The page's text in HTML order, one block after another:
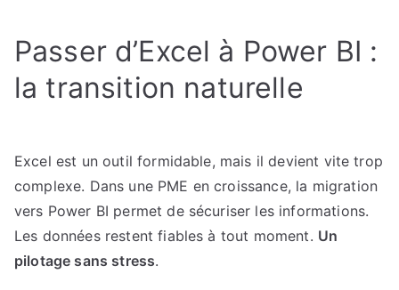
Passer d’Excel à Power BI :
la transition naturelle
Excel est un outil formidable, mais il devient vite trop
complexe. Dans une PME en croissance, la migration
vers Power BI permet de sécuriser les informations.
Les données restent fiables à tout moment. Un
pilotage sans stress.